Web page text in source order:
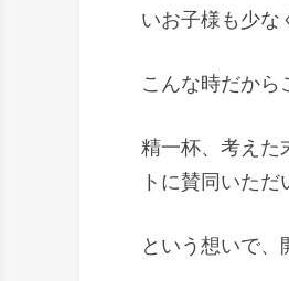
いお子様も少な
こんな時だから
精一杯、考えた
トに賛同いた
という想いで、